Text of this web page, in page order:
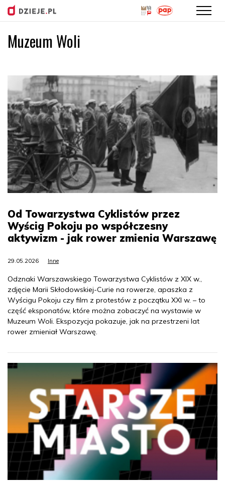
Muzeum Woli
Od Towarzystwa Cyklistów przez
Wyścig Pokoju po współczesny
aktywizm - jak rower zmienia Warszawę
29.05.2026 Inne
Odznaki Warszawskiego Towarzystwa Cyklistów z XIX w.,
zdjęcie Marii Skłodowskiej-Curie na rowerze, apaszka z
Wyścigu Pokoju czy film z protestów z początku XXI w. – to
część eksponatów, które można zobaczyć na wystawie w
Muzeum Woli. Ekspozycja pokazuje, jak na przestrzeni lat
rower zmieniał Warszawę.